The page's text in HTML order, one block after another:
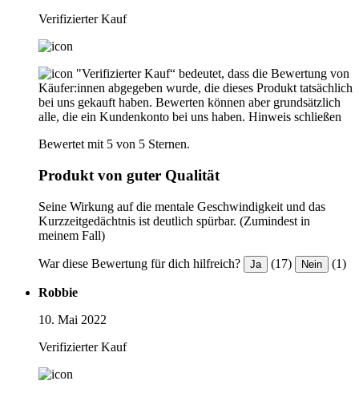
Verifizierter Kauf
"Verifizierter Kauf“ bedeutet, dass die Bewertung von
Käufer:innen abgegeben wurde, die dieses Produkt tatsächlich
bei uns gekauft haben. Bewerten können aber grundsätzlich
alle, die ein Kundenkonto bei uns haben. Hinweis schließen
Bewertet mit 5 von 5 Sternen.
Produkt von guter Qualität
Seine Wirkung auf die mentale Geschwindigkeit und das
Kurzzeitgedächtnis ist deutlich spürbar. (Zumindest in
meinem Fall)
War diese Bewertung für dich hilfreich? Ja (17) Nein (1)
Robbie
10. Mai 2022
Verifizierter Kauf